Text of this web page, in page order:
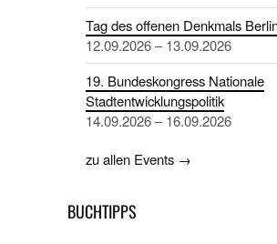
Tag des offenen Denkmals
12.09.2026 – 13.09.2026
19. Bundeskongress Nationale
Stadtentwicklungspolitik
14.09.2026 – 16.09.2026
zu allen Events →
BUCHTIPPS